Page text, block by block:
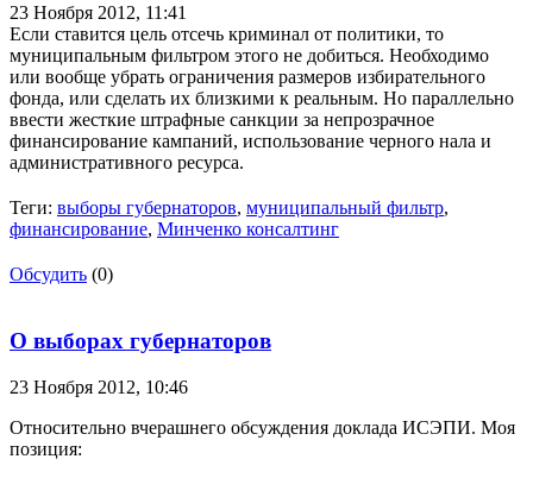
23 Ноября 2012, 11:41
Если ставится цель отсечь криминал от политики, то
муниципальным фильтром этого не добиться. Необходимо
или вообще убрать ограничения размеров избирательного
фонда, или сделать их близкими к реальным. Но параллельно
ввести жесткие штрафные санкции за непрозрачное
финансирование кампаний, использование черного нала и
административного ресурса.
Теги: выборы губернаторов, муниципальный фильтр,
финансирование, Минченко консалтинг
Обсудить (0)
О выборах губернаторов
23 Ноября 2012, 10:46
Относительно вчерашнего обсуждения доклада ИСЭПИ. Моя
позиция: